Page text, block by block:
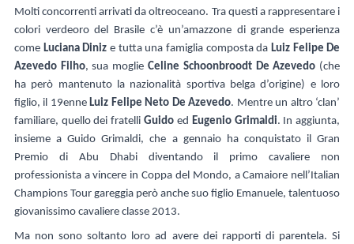
Molti concorrenti arrivati da oltreoceano. Tra questi a rappresentare i
colori verdeoro del Brasile c’è un’amazzone di grande esperienza
come Luciana Diniz e tutta una famiglia composta da Luiz Felipe De
Azevedo Filho, sua moglie Celine Schoonbroodt De Azevedo (che
ha però mantenuto la nazionalità sportiva belga d’origine) e loro
figlio, il 19enneLuiz Felipe Neto De Azevedo. Mentre un altro ‘clan’
familiare, quello dei fratelliGuido ed Eugenio Grimaldi. In aggiunta,
insieme a Guido Grimaldi, che a gennaio ha conquistato il Gran
Premio di Abu Dhabi diventando il primo cavaliere non
professionista a vincere in Coppa del Mondo, a Camaiore nell’Italian
Champions Tour gareggia però anche suo figlio Emanuele, talentuoso
giovanissimo cavaliere classe 2013.
Ma non sono soltanto loro ad avere dei rapporti di parentela. Si